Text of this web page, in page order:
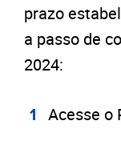
prazo
a passo de
2024:
Acesse o